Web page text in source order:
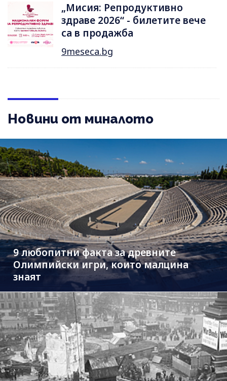
„Мисия: Репродуктивно
здраве 2026“ - билетите вече
са в продажба
9meseca.bg
Новини от миналото
9 любопитни факта за древните
Олимпийски игри, които малцина
знаят